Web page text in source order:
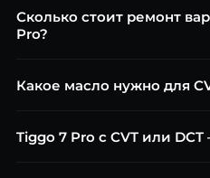
Сколько стоит ремонт
Pro?
₽. Ремонт клапанного блока
Какое масло нужно для
(совместима с Jatco JF016E).
Tiggo 7 Pro с CVT или